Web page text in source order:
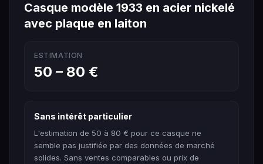
Casque modèle 1933 en acier nickelé
avec plaque en laiton
ESTIMATION
50 – 80 €
Sans intérêt particulier
L'estimation de 50 à 80 € pour ce casque ne
semble pas justifiée par des données de marché
solides. Sans ventes comparables ou prix de